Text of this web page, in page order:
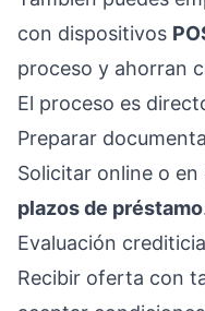
con dispositivos
proceso y ahorran
El proceso es
Preparar
Solicitar online o
plazos de préstamo
Evaluación
Recibir oferta con